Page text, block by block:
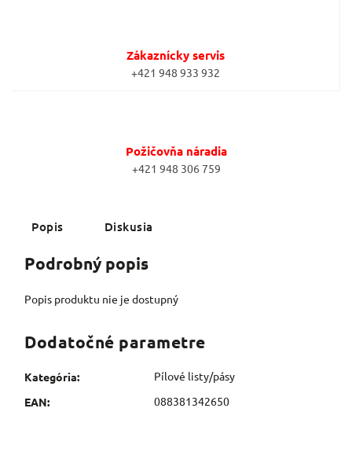
Zákaznícky servis
+421 948 933 932
Požičovňa náradia
+421 948 306 759
Popis Diskusia
Podrobný popis
Popis produktu nie je dostupný
Dodatočné parametre
Kategória:
Pílové listy/pásy
EAN: 088381342650